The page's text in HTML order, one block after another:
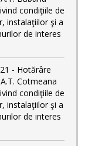
condiţiile de
instalaţiilor şi a
de interes
- Hotărâre
Cotmeana
condiţiile de
instalaţiilor şi a
de interes